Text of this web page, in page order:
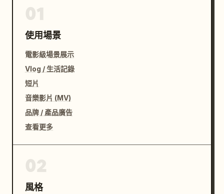
使用場景
電影級場景展示
Vlog / 生活記錄
短片
音樂影片 (MV)
品牌 / 產品廣告
查看更多
風格